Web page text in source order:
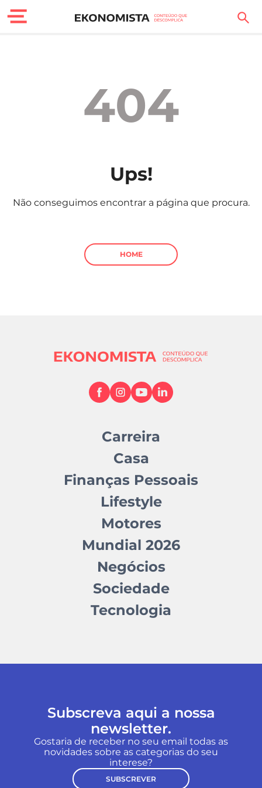
Carreira
Sociedade
Negócios
404
Ups!
Não conseguimos encontrar a página que procura.
HOME
Carreira
Casa
Finanças Pessoais
Lifestyle
Motores
Mundial 2026
Negócios
Sociedade
Tecnologia
Subscreva aqui a nossa
newsletter.
Gostaria de receber no seu email todas as
novidades sobre as categorias do seu
interese?
SUBSCREVER